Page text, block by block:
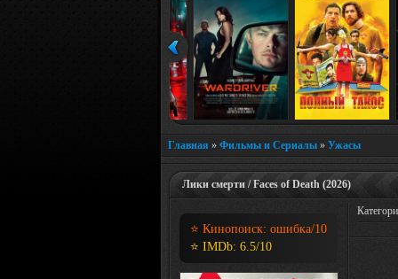
Главная » Фильмы и Сериалы » Ужасы
Лики смерти / Faces of Death (2026)
⭐ Кинопоиск: ошибка/10
⭐ IMDb: 6.5/10